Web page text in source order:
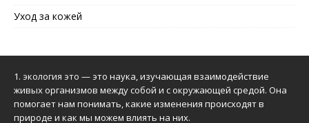
Уход за кожей
1. экология это — это наука, изучающая взаимодействие
живых организмов между собой и с окружающей средой. Она
помогает нам понимать, какие изменения происходят в
природе и как мы можем влиять на них.